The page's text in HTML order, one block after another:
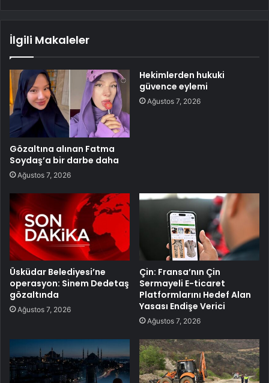
İlgili Makaleler
Gözaltına alınan Fatma
Soydaş’a bir darbe daha
Ağustos 7, 2026
Hekimlerden hukuki
güvence eylemi
Ağustos 7, 2026
Üsküdar Belediyesi’ne
operasyon: Sinem Dedetaş
gözaltında
Ağustos 7, 2026
Çin: Fransa’nın Çin
Sermayeli E-ticaret
Platformlarını Hedef Alan
Yasası Endişe Verici
Ağustos 7, 2026